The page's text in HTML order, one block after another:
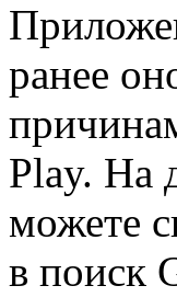
ранее
Play. На
можете
в поиск